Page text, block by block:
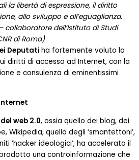
la libertà di espressione, il diritto
allo sviluppo e all’eguaglianza.
collaboratore dell’Istituto di Studi
di Roma)
Deputati ha fortemente voluto la
diritti di accesso ad Internet, con la
e consulenza di eminentissimi
web 2.0, ossia quello dei blog, dei
Wikipedia, quello degli ‘smantettoni’,
‘hacker ideologici’, ha accelerato il
una controinformazione che